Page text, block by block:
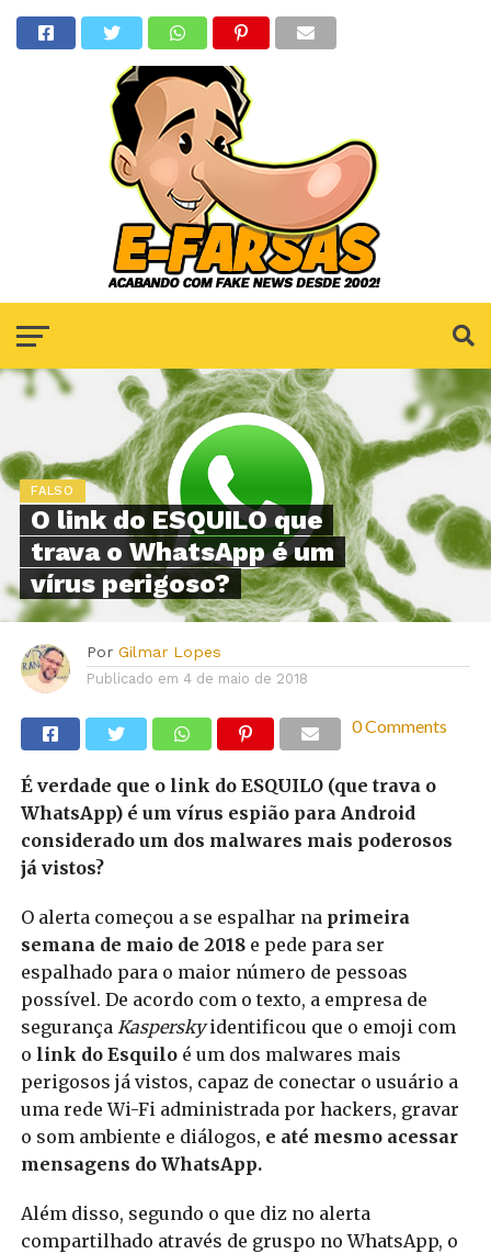
FALSO
O link do ESQUILO que
trava o WhatsApp é um
vírus perigoso?
Por Gilmar Lopes
Publicado em 4 de maio de 2018
0 Comments
É verdade que o link do ESQUILO (que trava o
WhatsApp) é um vírus espião para Android
considerado um dos malwares mais poderosos
já vistos?
O alerta começou a se espalhar na primeira
semana de maio de 2018e pede para ser
espalhado para o maior número de pessoas
possível. De acordo com o texto, a empresa de
segurança Kasperskyidentificou que o emoji com
o link do Esquiloé um dos malwares mais
perigosos já vistos, capaz de conectar o usuário a
uma rede Wi-Fi administrada por hackers, gravar
o som ambiente e diálogos, e até mesmo acessar
mensagens do WhatsApp.
Além disso, segundo o que diz no alerta
compartilhado através de gruspo no WhatsApp, o